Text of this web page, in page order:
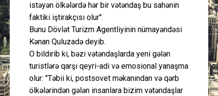
istəyən ölkələrdə hər bir vətəndaş bu sahənin
faktiki iştirakçısı olur".
Bunu Dövlət Turizm Agentliyinin nümayəndəsi
Kənan Quluzadə deyib.
O bildirib ki, bəzi vətəndaşlarda yeni gələn
turistlərə qarşı qeyri-adi və emosional yanaşma
olur: "Təbii ki, postsovet məkanından və qərb
ölkələrindən gələn insanlara bizim vətəndaşlar